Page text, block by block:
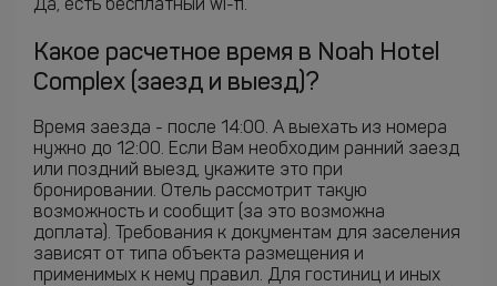
Да, есть бесплатный wi-fi.
Какое расчетное время в Noah Hotel
Complex (заезд и выезд)?
Время заезда - после 14:00. А выехать из номера
нужно до 12:00. Если Вам необходим ранний заезд
или поздний выезд, укажите это при
бронировании. Отель рассмотрит такую
возможность и сообщит (за это возможна
доплата). Требования к документам для заселения
зависят от типа объекта размещения и
применимых к нему правил. Для гостиниц и иных